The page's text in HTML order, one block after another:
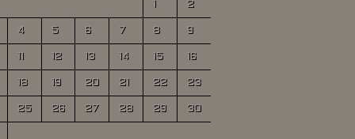
1 2
4 5 6 7 8 9
11 12 13 14 15 16
18 19 20 21 22 23
25 26 27 28 29 30